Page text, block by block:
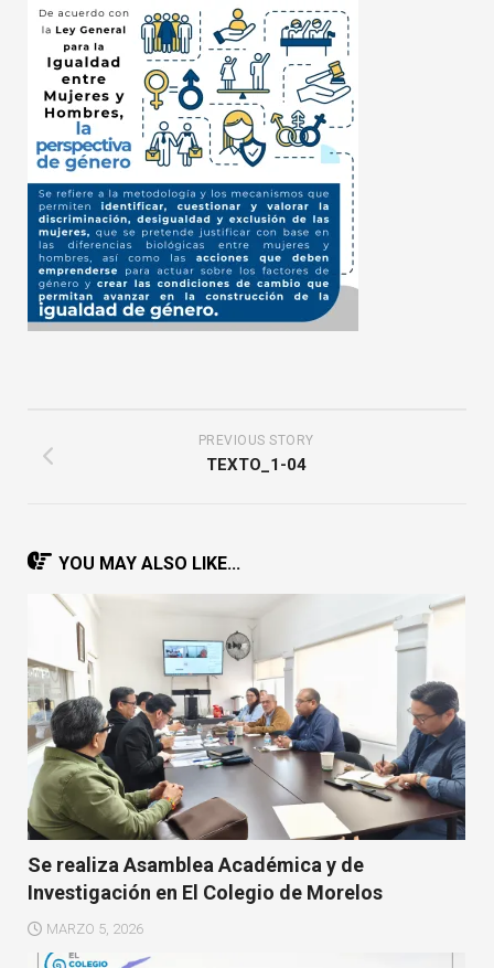
PREVIOUS STORY
TEXTO_1-04
YOU MAY ALSO LIKE...
Se realiza Asamblea Académica y de
Investigación en El Colegio de Morelos
MARZO 5, 2026